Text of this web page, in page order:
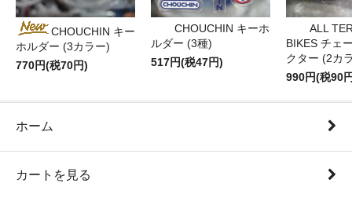
CHOUCHIN キー
ホルダー (3カラー)
770円(税70円)
CHOUCHIN キーホ
ルダー (3種)
517円(税47円)
ALL
BIKES チェ
クター (2カ
990円(税90
ホーム
カートを見る